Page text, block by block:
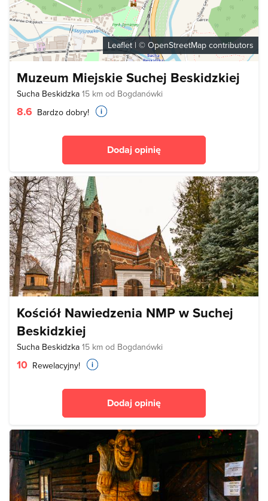
Leaflet | © OpenStreetMap contributors
Muzeum Miejskie Suchej Beskidzkiej
Sucha Beskidzka 15 km od Bogdanówki
8.6 Bardzo dobry!
Dodaj opinię
Kościół Nawiedzenia NMP w Suchej
Beskidzkiej
Sucha Beskidzka 15 km od Bogdanówki
10 Rewelacyjny!
Dodaj opinię